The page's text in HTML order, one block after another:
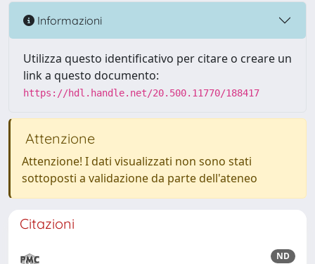
Informazioni
Utilizza questo identificativo per citare o creare un
link a questo documento:
https://hdl.handle.net/20.500.11770/188417
Attenzione
Attenzione! I dati visualizzati non sono stati
sottoposti a validazione da parte dell'ateneo
Citazioni
ND